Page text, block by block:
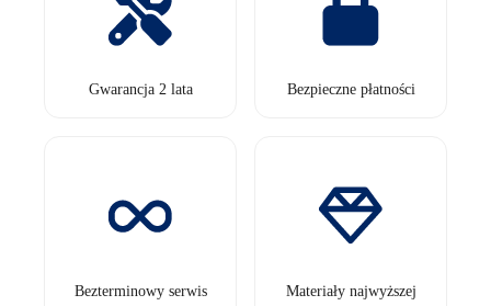
Gwarancja 2 lata Bezpieczne płatności
Bezterminowy serwis
Materiały najwyższej